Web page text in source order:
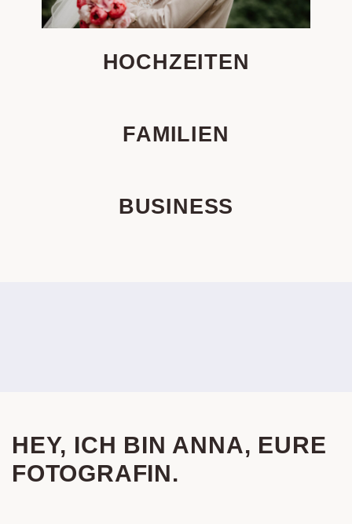
HOCHZEITEN
FAMILIEN
BUSINESS
HEY, ICH BIN ANNA, EURE
FOTOGRAFIN.